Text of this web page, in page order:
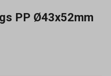
PP Ø43x52mm